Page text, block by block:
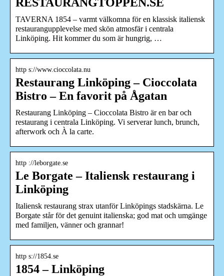
TAVERNA 1854 – varmt välkomna för en klassisk italiensk
restaurangupplevelse med skön atmosfär i centrala
Linköping. Hit kommer du som är hungrig, …
http s://www.cioccolata.nu
Restaurang Linköping – Cioccolata
Bistro – En favorit på Ågatan
Restaurang Linköping – Cioccolata Bistro är en bar och
restaurang i centrala Linköping. Vi serverar lunch, brunch,
afterwork och À la carte.
http ://leborgate.se
Le Borgate – Italiensk restaurang i
Linköping
Italiensk restaurang strax utanför Linköpings stadskärna. Le
Borgate står för det genuint italienska; god mat och umgänge
med familjen, vänner och grannar!
http s://1854.se
1854 – Linköping